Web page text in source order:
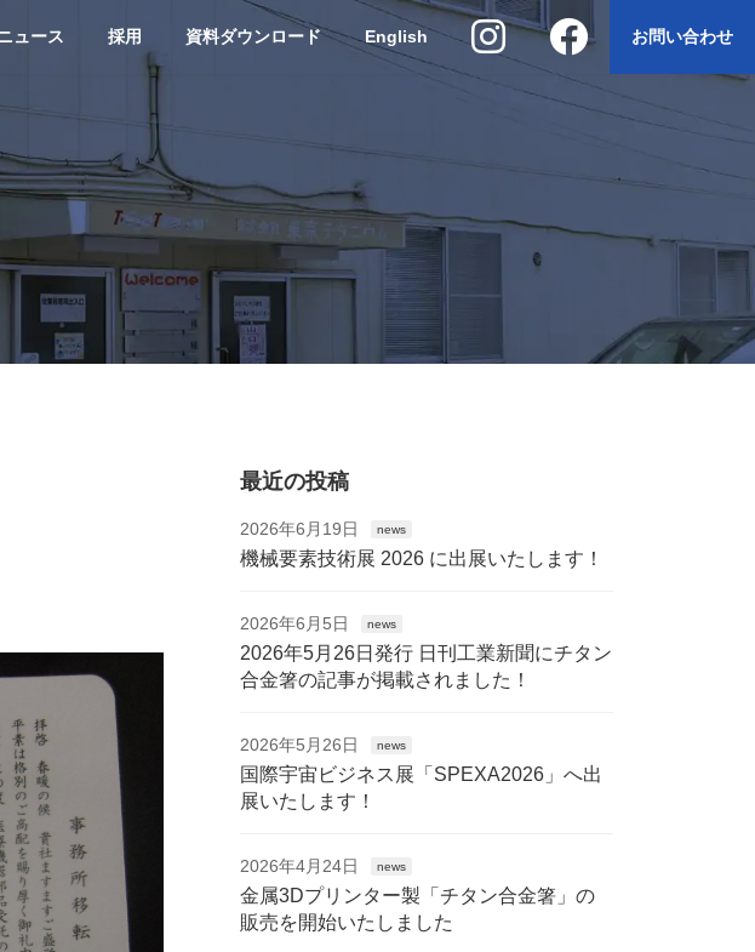
ュース 採用 資料ダウンロード English お問い合わせ
最近の投稿
2026年6月19日 news
機械要素技術展 2026 に出展いたします！
2026年6月5日 news
2026年5月26日発行 日刊工業新聞にチタン
合金箸の記事が掲載されました！
2026年5月26日 news
国際宇宙ビジネス展「SPEXA2026」へ出
展いたします！
2026年4月24日 news
金属3Dプリンター製「チタン合金箸」の
販売を開始いたしました